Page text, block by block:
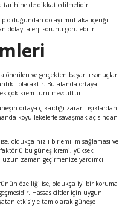
tarihine de dikkat edilmelidir.
olduğundan dolayı mutlaka içeriği
dolayı alerji sorunu görülebilir.
ve gerçekten başarılı sonuçlar
olacaktır. Bu alanda ortaya
çok krem türü mevcuttur:
ortaya çıkardığı zararlı ışıklardan
koyu lekelerle savaşmak açısından
oldukça hızlı bir emilim sağlaması ve
bu güneş kremi, yüksek
zaman geçirmenize yardımcı
özelliği ise, oldukça iyi bir koruma
Hassas ciltler için uygun
etkisiyle tam olarak güneşe